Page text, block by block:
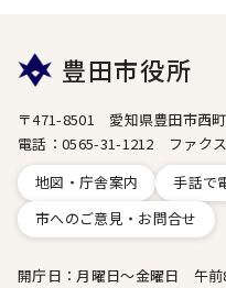
豊田市役所
〒471-8501 愛知県豊田市西
電話：0565-31-1212 ファク
地図・庁舎案内
手話で
市へのご意見・お問合せ
開庁日：月曜日～金曜日 午前